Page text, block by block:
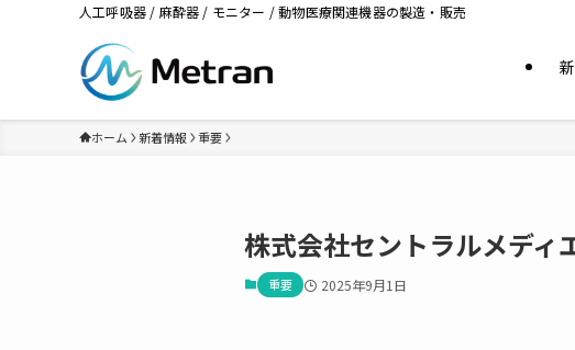
人工呼吸器 / 麻酔器 / モニター / 動物医療関連機器の製造・販売
ホーム 新着情報 重要
株式会社セントラルメディ
重要 2025年9月1日